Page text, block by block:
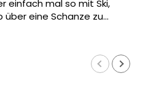
einfach mal so mit Ski,
über eine Schanze zu
nicht nass werden will -
gehen oder zuschauen :)